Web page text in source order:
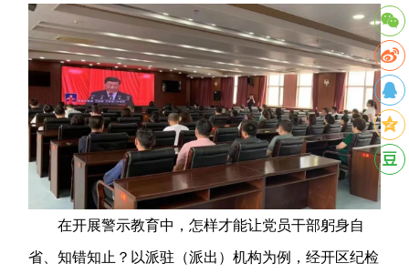
在开展警示教育中，怎样才能让党员干部躬身自
省、知错知止？以派驻（派出）机构为例，经开区纪检